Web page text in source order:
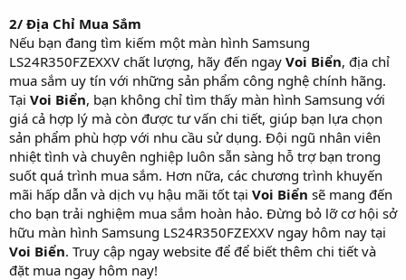
2/ Địa Chỉ Mua Sắm
Nếu bạn đang tìm kiếm một màn hình Samsung
LS24R350FZEXXV chất lượng, hãy đến ngay Voi Biển, địa chỉ
mua sắm uy tín với những sản phẩm công nghệ chính hãng.
Tại Voi Biển, bạn không chỉ tìm thấy màn hình Samsung với
giá cả hợp lý mà còn được tư vấn chi tiết, giúp bạn lựa chọn
sản phẩm phù hợp với nhu cầu sử dụng. Đội ngũ nhân viên
nhiệt tình và chuyên nghiệp luôn sẵn sàng hỗ trợ bạn trong
suốt quá trình mua sắm. Hơn nữa, các chương trình khuyến
mãi hấp dẫn và dịch vụ hậu mãi tốt tại Voi Biển sẽ mang đến
cho bạn trải nghiệm mua sắm hoàn hảo. Đừng bỏ lỡ cơ hội sở
hữu màn hình Samsung LS24R350FZEXXV ngay hôm nay tại
Voi Biển. Truy cập ngay website để để biết thêm chi tiết và
đặt mua ngay hôm nay!